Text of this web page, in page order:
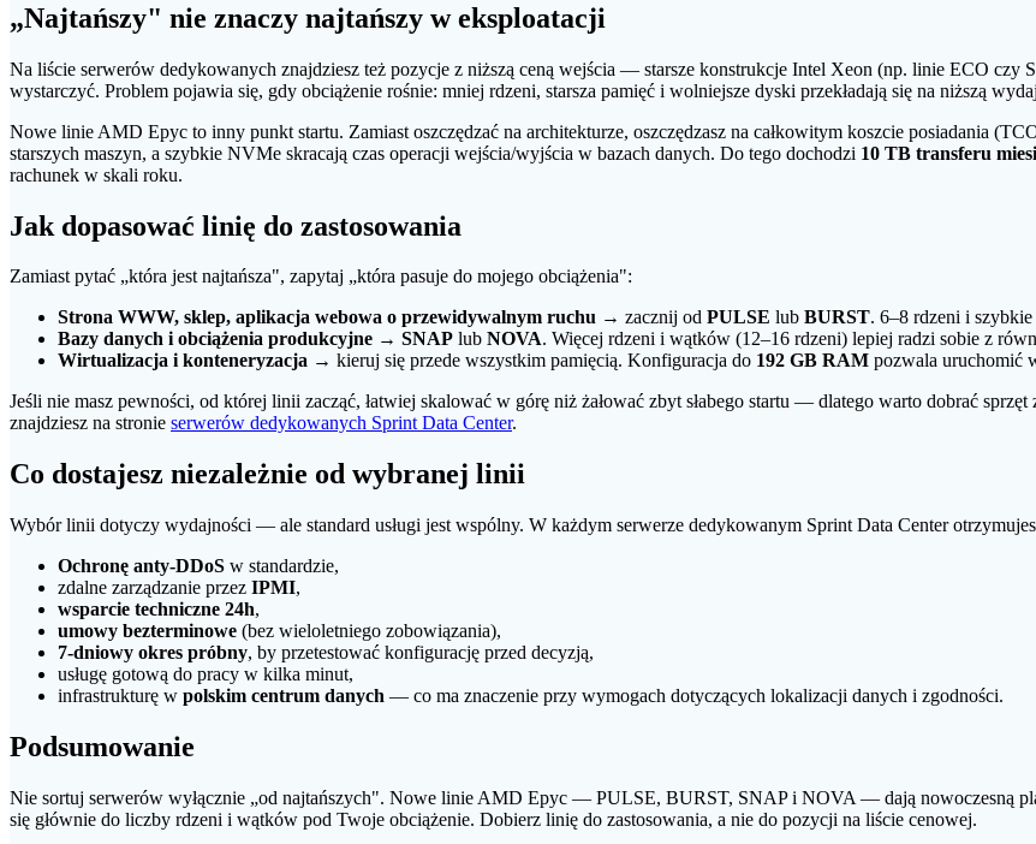
„Najtańszy" nie znaczy najtańszy w eksploatacji
Na liście serwerów dedykowanych znajdziesz też pozycje z niższą ceną wejścia — starsze konstrukcje Intel Xeon (np. linie ECO czy
wystarczyć. Problem pojawia się, gdy obciążenie rośnie: mniej rdzeni, starsza pamięć i wolniejsze dyski przekładają się na niższą
Nowe linie AMD Epyc to inny punkt startu. Zamiast oszczędzać na architekturze, oszczędzasz na całkowitym koszcie posiadania
starszych maszyn, a szybkie NVMe skracają czas operacji wejścia/wyjścia w bazach danych. Do tego dochodzi 10 TB transferu
rachunek w skali roku.
Jak dopasować linię do zastosowania
Zamiast pytać „która jest najtańsza", zapytaj „która pasuje do mojego obciążenia":
Strona WWW, sklep, aplikacja webowa o przewidywalnym ruchu → zacznij od PULSE lub BURST. 6–8 rdzeni i
Bazy danych i obciążenia produkcyjne → SNAP lub NOVA. Więcej rdzeni i wątków (12–16 rdzeni) lepiej radzi sobie z
Wirtualizacja i konteneryzacja → kieruj się przede wszystkim pamięcią. Konfiguracja do 192 GB RAM pozwala uruchomić
Jeśli nie masz pewności, od której linii zacząć, łatwiej skalować w górę niż żałować zbyt słabego startu — dlatego warto dobrać
znajdziesz na stronie serwerów dedykowanych Sprint Data Center.
Co dostajesz niezależnie od wybranej linii
Wybór linii dotyczy wydajności — ale standard usługi jest wspólny. W każdym serwerze dedykowanym Sprint Data Center
Ochronę anty-DDoS w standardzie,
zdalne zarządzanie przez IPMI,
wsparcie techniczne 24h,
umowy bezterminowe (bez wieloletniego zobowiązania),
7-dniowy okres próbny, by przetestować konfigurację przed decyzją,
usługę gotową do pracy w kilka minut,
infrastrukturę w polskim centrum danych — co ma znaczenie przy wymogach dotyczących lokalizacji danych i zgodności.
Podsumowanie
Nie sortuj serwerów wyłącznie „od najtańszych". Nowe linie AMD Epyc — PULSE, BURST, SNAP i NOVA — dają nowoczesną
się głównie do liczby rdzeni i wątków pod Twoje obciążenie. Dobierz linię do zastosowania, a nie do pozycji na liście cenowej.